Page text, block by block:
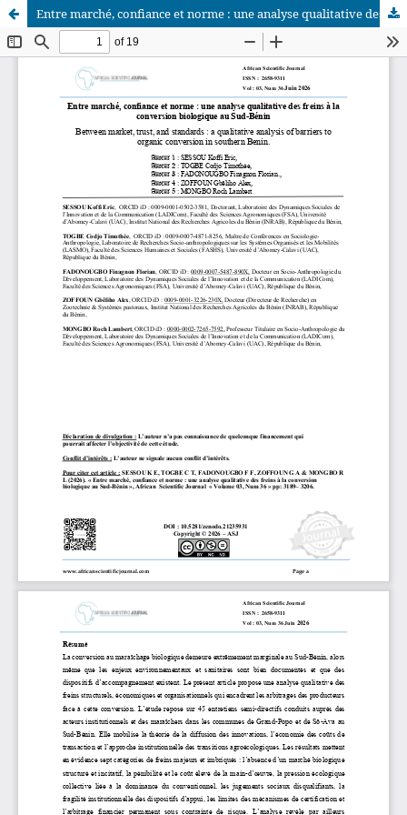
Entre marché, confiance et norme : une analyse qualitative des freins à la conversion biologique au Sud-Bénin
African Scientific Journal (ASJ)
ISSN : 2658-9311
African SJ © 2025 tous droits réservés. Developpé par
BestGest